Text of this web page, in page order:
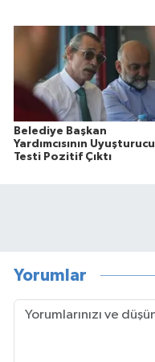
Belediye Başkan
Yardımcısının Uyuşturucu
Testi Pozitif Çıktı
Yorumlar